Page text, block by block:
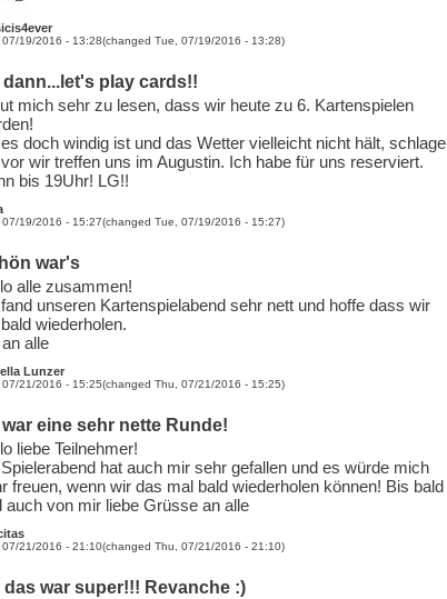
07/19/2016 - 13:28(changed Tue, 07/19/2016 - 13:28)
dann...let's play cards!!
07/19/2016 - 15:27(changed Tue, 07/19/2016 - 15:27)
mich sehr zu lesen, dass wir heute zu 6. Kartenspielen
doch windig ist und das Wetter vielleicht nicht hält, schlage
wir treffen uns im Augustin. Ich habe für uns reserviert.
bis 19Uhr! LG!!
war's
Lunzer
07/21/2016 - 15:25(changed Thu, 07/21/2016 - 15:25)
alle zusammen!
unseren Kartenspielabend sehr nett und hoffe dass wir
wiederholen.
alle
war eine sehr nette Runde!
07/21/2016 - 21:10(changed Thu, 07/21/2016 - 21:10)
liebe Teilnehmer!
hat auch mir sehr gefallen und es würde mich
freuen, wenn wir das mal bald wiederholen können! Bis bald
auch von mir liebe Grüsse an alle
das war super!!! Revanche :)